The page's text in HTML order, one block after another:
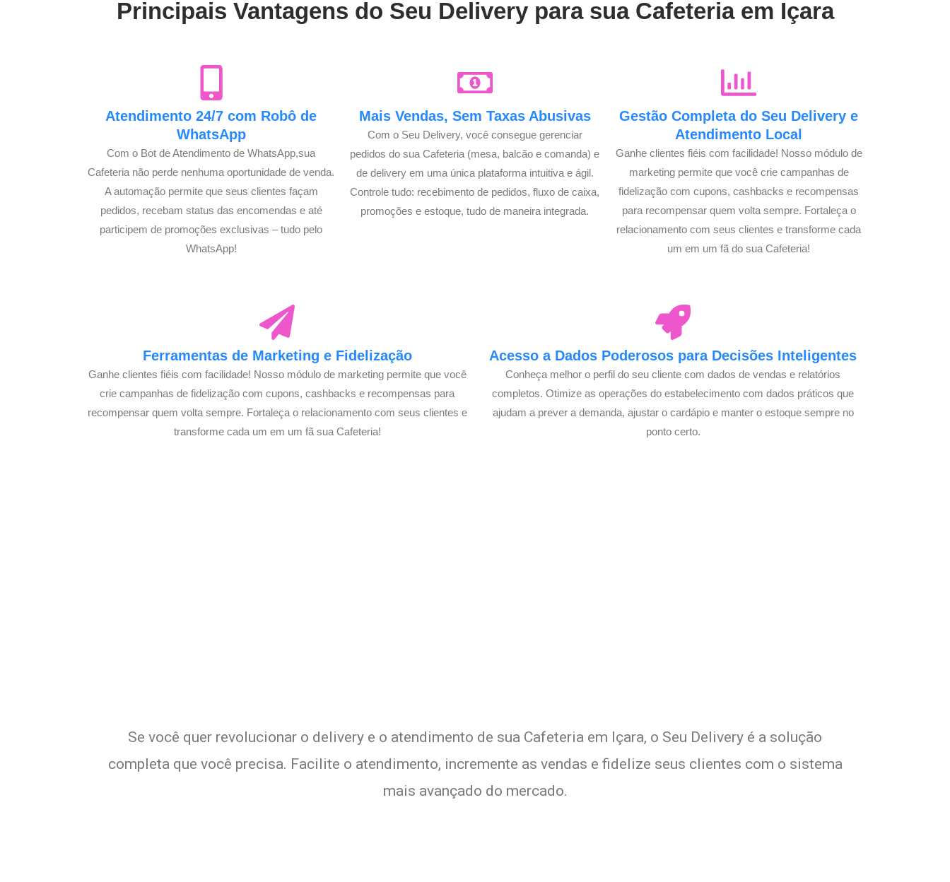
Principais Vantagens do Seu Delivery para sua Cafeteria em Içara
Atendimento 24/7 com Robô de
WhatsApp
Com o Bot de Atendimento de WhatsApp,sua
Cafeteria não perde nenhuma oportunidade de venda.
A automação permite que seus clientes façam
pedidos, recebam status das encomendas e até
participem de promoções exclusivas – tudo pelo
WhatsApp!
Mais Vendas, Sem Taxas Abusivas
Com o Seu Delivery, você consegue gerenciar
pedidos do sua Cafeteria (mesa, balcão e comanda) e
de delivery em uma única plataforma intuitiva e ágil.
Controle tudo: recebimento de pedidos, fluxo de caixa,
promoções e estoque, tudo de maneira integrada.
Gestão Completa do Seu Delivery e
Atendimento Local
Ganhe clientes fiéis com facilidade! Nosso módulo de
marketing permite que você crie campanhas de
fidelização com cupons, cashbacks e recompensas
para recompensar quem volta sempre. Fortaleça o
relacionamento com seus clientes e transforme cada
um em um fã do sua Cafeteria!
Ferramentas de Marketing e Fidelização
Ganhe clientes fiéis com facilidade! Nosso módulo de marketing permite que você
crie campanhas de fidelização com cupons, cashbacks e recompensas para
recompensar quem volta sempre. Fortaleça o relacionamento com seus clientes e
transforme cada um em um fã sua Cafeteria!
Acesso a Dados Poderosos para Decisões Inteligentes
Conheça melhor o perfil do seu cliente com dados de vendas e relatórios
completos. Otimize as operações do estabelecimento com dados práticos que
ajudam a prever a demanda, ajustar o cardápio e manter o estoque sempre no
ponto certo.
Se você quer revolucionar o delivery e o atendimento de sua Cafeteria em Içara, o Seu Delivery é a solução
completa que você precisa. Facilite o atendimento, incremente as vendas e fidelize seus clientes com o sistema
mais avançado do mercado.